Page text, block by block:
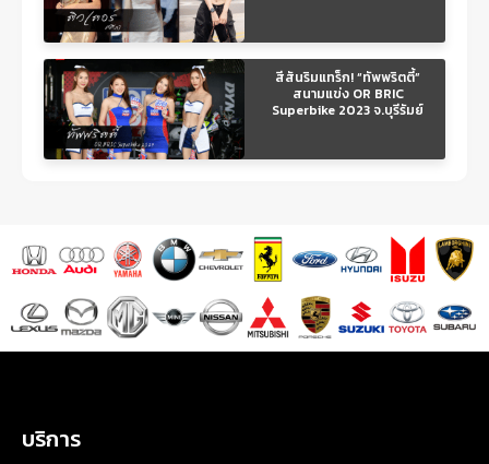
สีสันริมแทร็ก! “ทัพพริตตี้”
สนามแข่ง OR BRIC
Superbike 2023 จ.บุรีรัมย์
บริการ